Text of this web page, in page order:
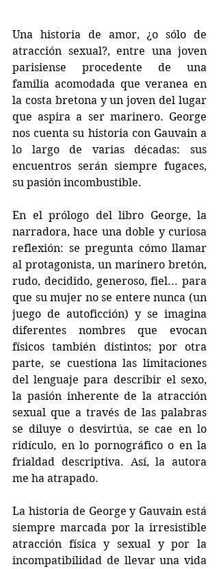
Una historia de amor, ¿o sólo de
atracción sexual?, entre una joven
parisiense procedente de una
familia acomodada que veranea en
la costa bretona y un joven del lugar
que aspira a ser marinero. George
nos cuenta su historia con Gauvain a
lo largo de varias décadas: sus
encuentros serán siempre fugaces,
su pasión incombustible.
En el prólogo del libro George, la
narradora, hace una doble y curiosa
reflexión: se pregunta cómo llamar
al protagonista, un marinero bretón,
rudo, decidido, generoso, fiel... para
que su mujer no se entere nunca (un
juego de autoficción) y se imagina
diferentes nombres que evocan
físicos también distintos; por otra
parte, se cuestiona las limitaciones
del lenguaje para describir el sexo,
la pasión inherente de la atracción
sexual que a través de las palabras
se diluye o desvirtúa, se cae en lo
ridículo, en lo pornográfico o en la
frialdad descriptiva. Así, la autora
me ha atrapado.
La historia de George y Gauvain está
siempre marcada por la irresistible
atracción física y sexual y por la
incompatibilidad de llevar una vida